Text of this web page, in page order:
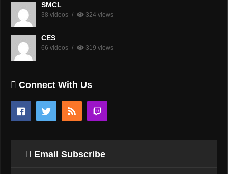
SMCL
38 videos 324 views
CES
66 videos 319 views
Connect With Us
Email Subscribe